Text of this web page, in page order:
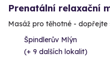
Prenatální relaxační
Masáž pro těhotné - dopřejte
Špindlerův Mlýn
(+ 9 dalších lokalit)